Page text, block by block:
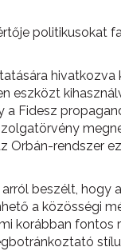
politikusokat
eszközt
Fidesz
Orbán-rendszer
beszélt,
a közösségi
korábban